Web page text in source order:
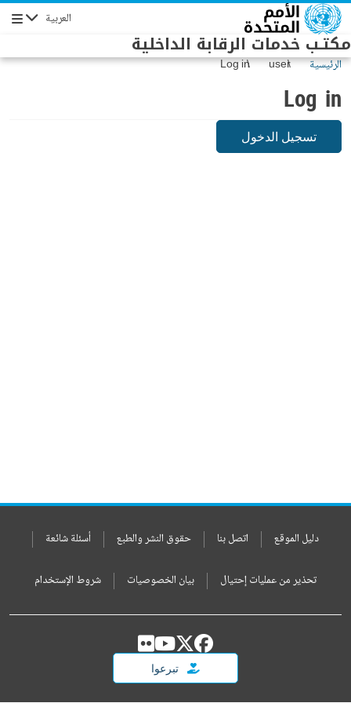
Skip to main content العربية
مكتـب خدمات الرقابة الداخلية
الرئيسية user
Log in
Log in
تسجيل الدخول
دليل الموقع اتصل بنا حقوق النشر والطبع أسئلة شائعة
تحذير من عمليات إحتيال بيان الخصوصيات شروط الإستخدام
تبرعوا